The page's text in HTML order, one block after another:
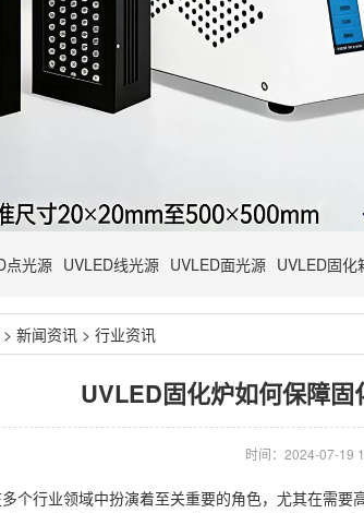
点光源 UVLED线光源 UVLED面光源 UVLED固化
> 新闻资讯 > 行业资讯
UVLED固化炉如何保障
时间：2024-07-19
行业领域中扮演着至关重要的角色，尤其在需要